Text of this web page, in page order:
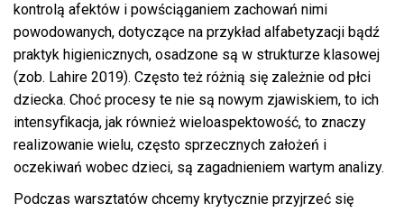
kontrolą afektów i powściąganiem zachowań nimi
powodowanych, dotyczące na przykład alfabetyzacji bądź
praktyk higienicznych, osadzone są w strukturze klasowej
(zob. Lahire 2019). Często też różnią się zależnie od płci
dziecka. Choć procesy te nie są nowym zjawiskiem, to ich
intensyfikacja, jak również wieloaspektowość, to znaczy
realizowanie wielu, często sprzecznych założeń i
oczekiwań wobec dzieci, są zagadnieniem wartym analizy.
Podczas warsztatów chcemy krytycznie przyjrzeć się